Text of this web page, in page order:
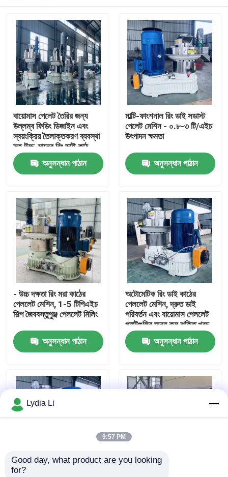
পণ্য
VR প্রদর্শন
আমাদের সম্পর্কে
কারখানা ভ্রমণ
মান নিয়ন্ত্রণ
আমাদের সাথে যোগাযোগ করুন
উদ্ধৃতির জন্য আবেদন
কাঠের পিলেট মিল
বায়োমাস পেলেট তৈরির জন্য
উল্লম্ব ফিডিং ডিজাইন এবং
স্বয়ংক্রিয় তৈলাক্তকরণ ব্যবস্থা
সহ উচ্চ-মানের রিং ডাই কাঠ
পেলেট মেশিন
অনুসন্ধান পাঠান
মাল্টি-ফাংশনাল রিং ডাই সডাস্ট
পেলেট মেশিন - ০.৮-৩ টি/এইচ
উৎপাদন ক্ষমতা
অনুসন্ধান পাঠান
- উচ্চ দক্ষতা রিং মরা কাঠের
পেললেট মেশিন, 1-5 টিপিএইচ
শিল্প জৈববস্তুপুঞ্জ পেললেট মিলিং
অনুসন্ধান পাঠান
অটোমেটিক রিং ডাই কাঠের
পেললেট মেশিন, দ্রুত ডাই
পরিবর্তন এবং বায়োমাস পেললেট
প্ল্যান্টগুলির জন্য কম শক্তি খরচ
অনুসন্ধান পাঠান
উল্লম্ব কাঠামো উচ্চ চাপ পেলিটিং
Lydia Li
9:57 PM
Good day, what product are you looking
for?